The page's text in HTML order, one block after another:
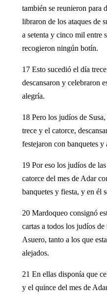
también se reunieron para
libraron de los ataques de
a setenta y cinco mil entre
recogieron ningún botín.
17 Esto sucedió el día
descansaron y celebraron
alegría.
18 Pero los judíos de
trece y el catorce,
festejaron con banquetes y
19 Por eso los judíos de
catorce del mes de Adar
banquetes y fiesta, y en él
20 Mardoqueo consignó
cartas a todos los judíos
Asuero, tanto a los que
alejados.
21 En ellas disponía que
y el quince del mes de